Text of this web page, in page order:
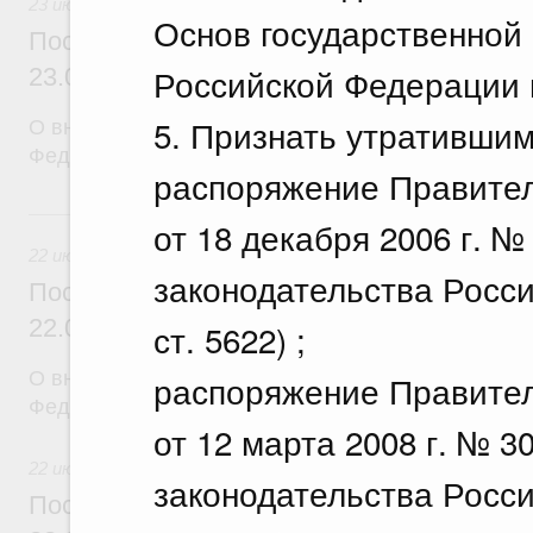
Основ
Российской Федерации
5. Признать
распоряжение
от 18 декабря 2006 г.
законодательства
ст. 5622) ;
распоряжение
от 12 марта 2008 г. №
законодательства
Постановление Правительства
23.07.2026 г. № 929
О внесении изменений в постановление
Федерации от 24 декабря 2021 г. № 2439
22 июля, среда
Постановление Правительства
22.07.2026 г. № 921
О внесении изменений в постановление
Федерации от 30 ноября 2022 г. № 2177
Постановление Правительства